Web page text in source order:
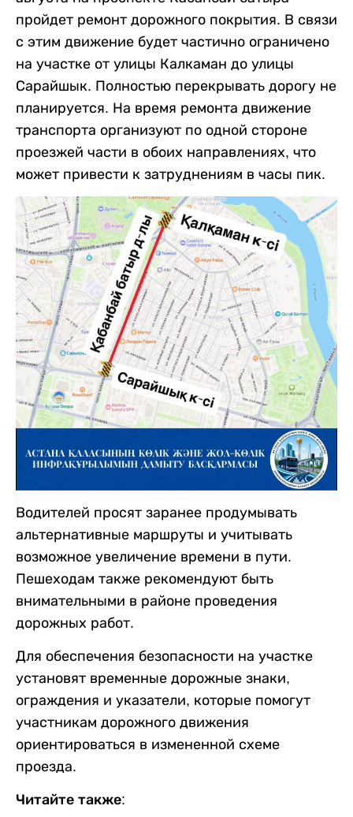
пройдет ремонт дорожного покрытия. В связи
с этим движение будет частично ограничено
на участке от улицы Калкаман до улицы
Сарайшык. Полностью перекрывать дорогу не
планируется. На время ремонта движение
транспорта организуют по одной стороне
проезжей части в обоих направлениях, что
может привести к затруднениям в часы пик.
Водителей просят заранее продумывать
альтернативные маршруты и учитывать
возможное увеличение времени в пути.
Пешеходам также рекомендуют быть
внимательными в районе проведения
дорожных работ.
Для обеспечения безопасности на участке
установят временные дорожные знаки,
ограждения и указатели, которые помогут
участникам дорожного движения
ориентироваться в измененной схеме
проезда.
Читайте также: